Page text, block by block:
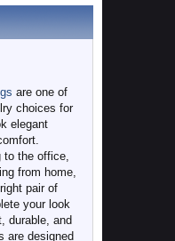
are one of
choices for
elegant
to the office,
from home,
pair of
your look
durable, and
are designed